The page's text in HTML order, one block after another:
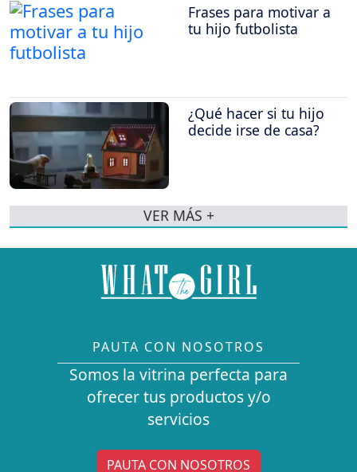
Frases para motivar a
tu hijo futbolista
¿Qué hacer si tu hijo
decide irse de casa?
VER MÁS +
PAUTA CON NOSOTROS
Somos la vitrina perfecta para
ofrecer tus productos y/o
servicios
PAUTA CON NOSOTROS